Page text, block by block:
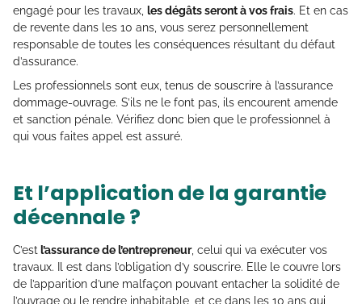
engagé pour les travaux, les dégâts seront à vos frais. Et en cas
de revente dans les 10 ans, vous serez personnellement
responsable de toutes les conséquences résultant du défaut
d’assurance.
Les professionnels sont eux, tenus de souscrire à l’assurance
dommage-ouvrage. S’ils ne le font pas, ils encourent amende
et sanction pénale. Vérifiez donc bien que le professionnel à
qui vous faites appel est assuré.
Et l’application de la garantie
décennale ?
C’estl’assurance de l’entrepreneur, celui qui va exécuter vos
travaux. Il est dans l’obligation d’y souscrire. Elle le couvre lors
de l’apparition d’une malfaçon pouvant entacher la solidité de
l’ouvrage ou le rendre inhabitable, et ce dans les 10 ans qui